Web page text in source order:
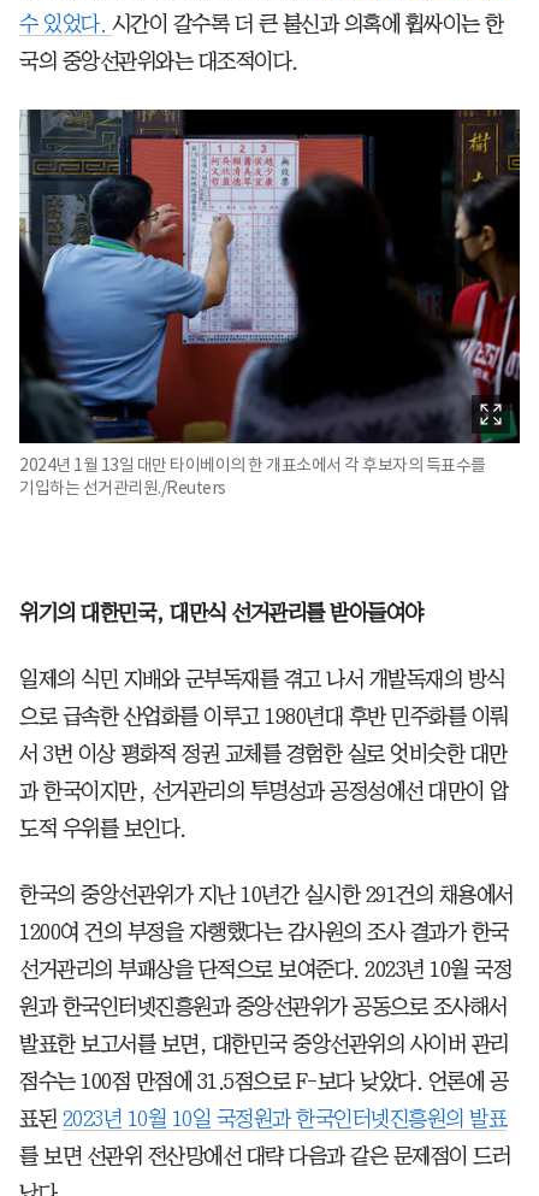
수 있었다. 시간이 갈수록 더 큰 불신과 의혹에 휩싸이는 한
국의 중앙선관위와는 대조적이다.
2024년 1월 13일 대만 타이베이의 한 개표소에서 각 후보자의 득표수를
기입하는 선거관리원./Reuters
위기의 대한민국, 대만식 선거관리를 받아들여야
일제의 식민 지배와 군부독재를 겪고 나서 개발독재의 방식
으로 급속한 산업화를 이루고 1980년대 후반 민주화를 이뤄
서 3번 이상 평화적 정권 교체를 경험한 실로 엇비슷한 대만
과 한국이지만, 선거관리의 투명성과 공정성에선 대만이 압
도적 우위를 보인다.
한국의 중앙선관위가 지난 10년간 실시한 291건의 채용에서
1200여 건의 부정을 자행했다는 감사원의 조사 결과가 한국
선거관리의 부패상을 단적으로 보여준다. 2023년 10월 국정
원과 한국인터넷진흥원과 중앙선관위가 공동으로 조사해서
발표한 보고서를 보면, 대한민국 중앙선관위의 사이버 관리
점수는 100점 만점에 31.5점으로 F-보다 낮았다. 언론에 공
표된 2023년 10월 10일 국정원과 한국인터넷진흥원의 발표
를 보면 선관위 전산망에선 대략 다음과 같은 문제점이 드러